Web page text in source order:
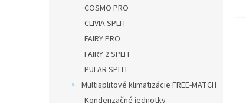
COSMO PRO
CLIVIA SPLIT
FAIRY PRO
FAIRY 2 SPLIT
PULAR SPLIT
Multisplitové klimatizácie FREE-MATCH